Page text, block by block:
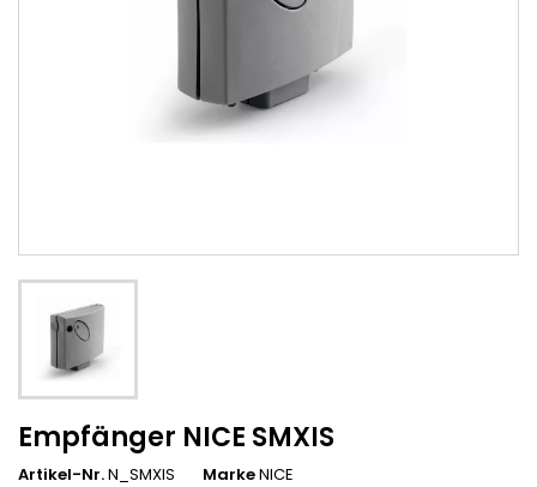
Empfänger NICE SMXIS
Artikel-Nr.N_SMXIS MarkeNICE